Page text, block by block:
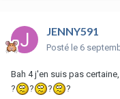
JENNY591
Posté le 6
Bah 4 j'en suis pas
?
? ? ?